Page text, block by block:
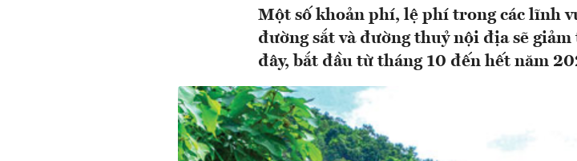
Một số khoản phí, lệ phí trong các lĩnh
đường sắt và đường thuỷ nội địa sẽ
đây, bắt đầu từ tháng 10 đến hết năm